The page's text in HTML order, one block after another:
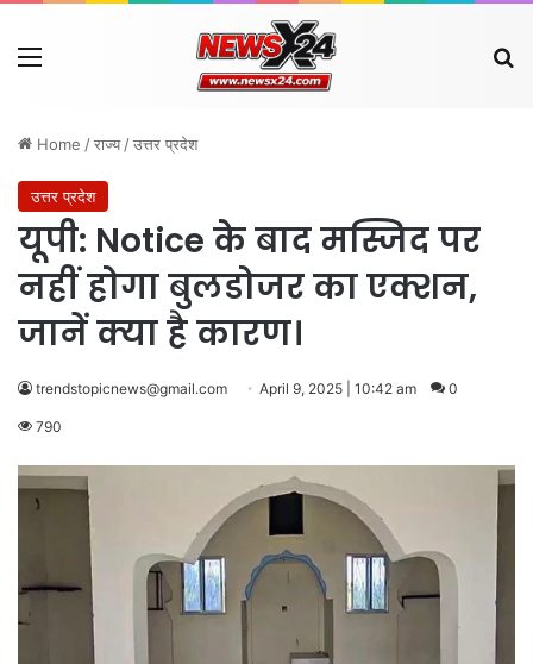
Menu
Home /राज्य /उत्तर प्रदेश
उत्तर प्रदेश
यूपी: Notice के बाद मस्जिद पर
नहीं होगा बुलडोजर का एक्शन,
जानें क्या है कारण।
trendstopicnews@gmail.com April 9, 2025 | 10:42 am 0
790